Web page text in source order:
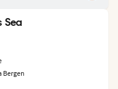
Sea
Bergen